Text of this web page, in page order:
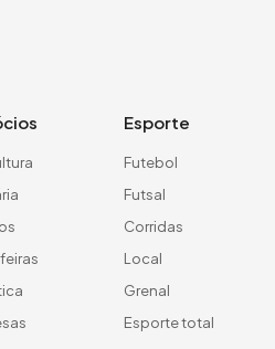
Esporte
Futebol
Futsal
Corridas
Local
Grenal
Esporte total